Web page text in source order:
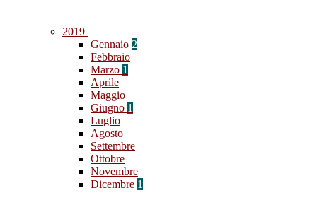
2019
Gennaio 2
Febbraio
Marzo 1
Aprile
Maggio
Giugno 1
Luglio
Agosto
Settembre
Ottobre
Novembre
Dicembre 1